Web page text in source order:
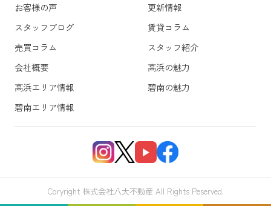
お客様の声
更新情報
スタッフブログ
賃貸コラム
売買コラム
スタッフ紹介
会社概要
高浜の魅力
高浜エリア情報
碧南の魅力
碧南エリア情報
Coryright 株式会社八大不動産 All Rights Peserved.